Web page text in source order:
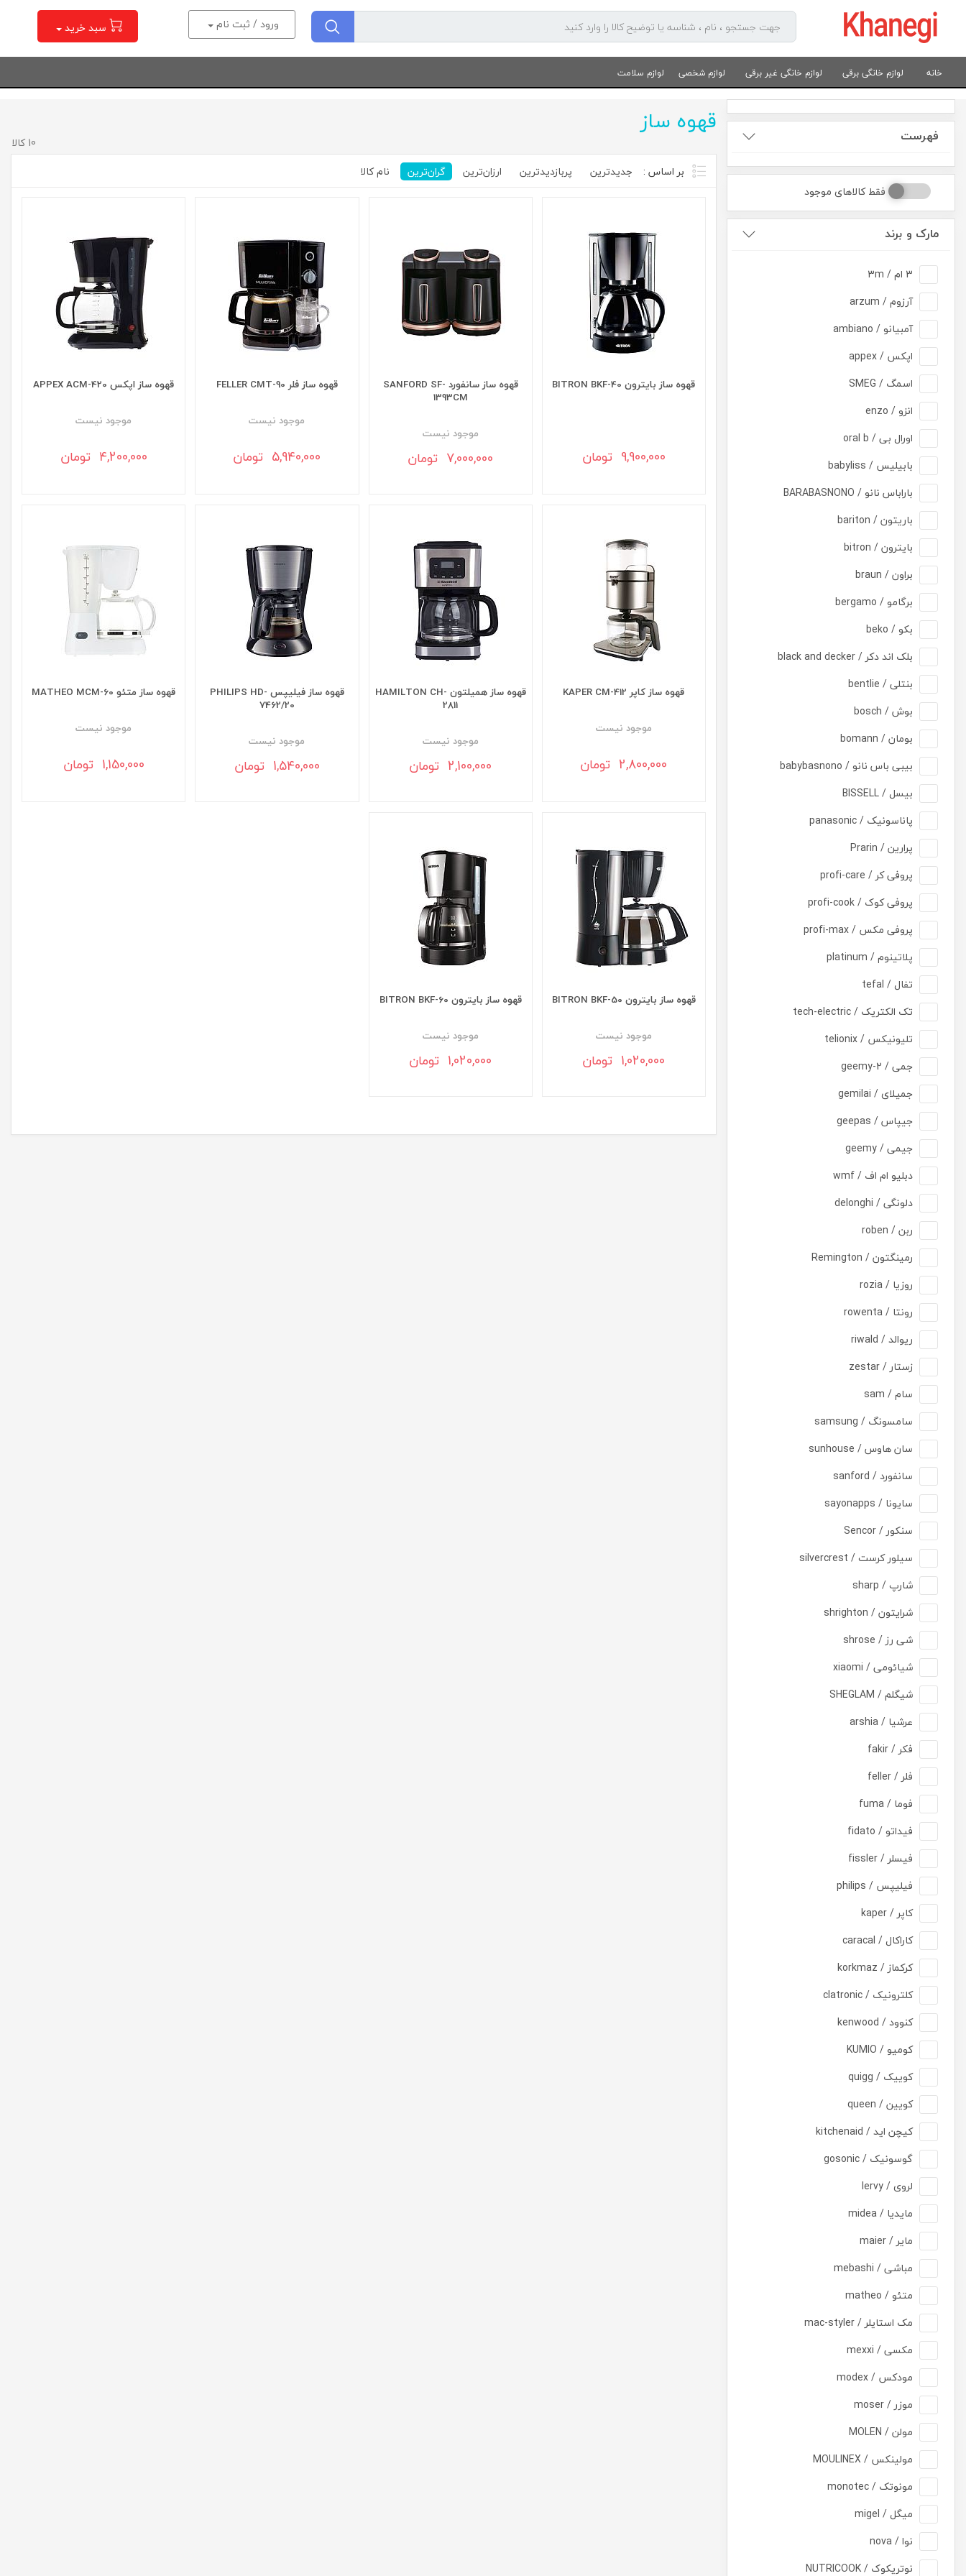
ورود / ثبت نام سبد خرید
خانه لوازم خانگی برقی لوازم خانگی غیر برقی لوازم شخصی لوازم سلامت
فهرست
فقط کالاهای موجود
مارک و برند
3 ام / 3m
آرزوم / arzum
آمبیانو / ambiano
اپکس / appex
اسمگ / SMEG
انزو / enzo
اورال بی / oral b
بابیلیس / babyliss
باراباس نانو / BARABASNONO
باریتون / bariton
بایترون / bitron
براون / braun
برگامو / bergamo
بکو / beko
بلک اند دکر / black and decker
بنتلی / bentlie
بوش / bosch
بومان / bomann
بیبی باس نانو / babybasnono
بیسل / BISSELL
پاناسونیک / panasonic
پرارین / Prarin
پروفی کر / profi-care
پروفی کوک / profi-cook
پروفی مکس / profi-max
پلاتینوم / platinum
تفال / tefal
تک الکتریک / tech-electric
تلیونیکس / telionix
جمی / geemy-2
جمیلای / gemilai
جیپاس / geepas
جیمی / geemy
دبلیو ام اف / wmf
دلونگی / delonghi
ربن / roben
رمینگتون / Remington
روزیا / rozia
رونتا / rowenta
ریوالد / riwald
زستار / zestar
سام / sam
سامسونگ / samsung
سان هاوس / sunhouse
سانفورد / sanford
سایونا / sayonapps
سنکور / Sencor
سیلور کرست / silvercrest
شارپ / sharp
شرایتون / shrighton
شی رز / shrose
شیائومی / xiaomi
شیگلم / SHEGLAM
عرشیا / arshia
فکر / fakir
فلر / feller
فوما / fuma
فیداتو / fidato
فیسلر / fissler
فیلیپس / philips
کاپر / kaper
کاراکال / caracal
کرکماز / korkmaz
کلترونیک / clatronic
کنوود / kenwood
کومیو / KUMIO
کوییک / quigg
کویین / queen
کیچن اید / kitchenaid
گوسونیک / gosonic
لروی / lervy
مایدیا / midea
مایر / maier
مباشی / mebashi
متئو / matheo
مک استایلر / mac-styler
مکسی / mexxi
مودکس / modex
موزر / moser
مولن / MOLEN
مولینکس / MOULINEX
مونوتک / monotec
میگل / migel
نوا / nova
نوتریکوک / NUTRICOOK
قهوه ساز
10 کالا
جدیدترین
پربازدیدترین ارزان‌ترین گران‌ترین نام کالا
قهوه ساز بایترون BITRON BKF-40
9,900,000 تومان
قهوه ساز سانفورد SANFORD SF-
1393CM
موجود نيست
7,000,000 تومان
قهوه ساز فلر FELLER CMT-90
موجود نيست
5,940,000 تومان
قهوه ساز اپکس APPEX ACM-420
موجود نيست
4,200,000 تومان
قهوه ساز کاپر KAPER CM-412
موجود نيست
2,800,000 تومان
قهوه ساز همیلتون HAMILTON CH-
2811
موجود نيست
2,100,000 تومان
قهوه ساز فیلیپس PHILIPS HD-
7462/20
موجود نيست
1,540,000 تومان
قهوه ساز متئو MATHEO MCM-60
موجود نيست
1,150,000 تومان
قهوه ساز بایترون BITRON BKF-50
موجود نيست
1,020,000 تومان
قهوه ساز بایترون BITRON BKF-60
موجود نيست
1,020,000 تومان